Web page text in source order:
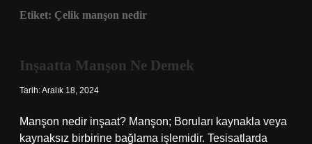
Etiket: Çelik manşon nedir
Inşaatta Manşon Ne Demek
Tarih: Aralık 18, 2024
Manşon nedir inşaat? Manşon; Boruları kaynakla veya
kaynaksız birbirine bağlama işlemidir. Tesisatlarda